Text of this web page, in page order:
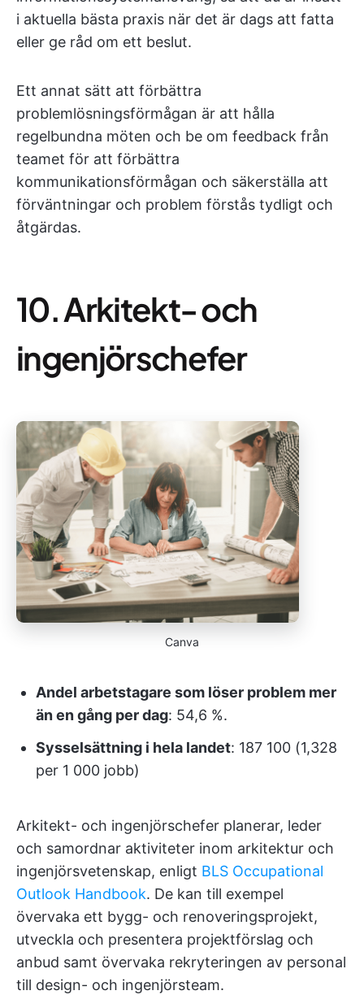
i aktuella bästa praxis när det är dags att fatta
eller ge råd om ett beslut.
Ett annat sätt att förbättra
problemlösningsförmågan är att hålla
regelbundna möten och be om feedback från
teamet för att förbättra
kommunikationsförmågan och säkerställa att
förväntningar och problem förstås tydligt och
åtgärdas.
10. Arkitekt- och
ingenjörschefer
Canva
Andel arbetstagare som löser problem mer
än en gång per dag: 54,6 %.
Sysselsättning i hela landet: 187 100 (1,328
per 1 000 jobb)
Arkitekt- och ingenjörschefer planerar, leder
och samordnar aktiviteter inom arkitektur och
ingenjörsvetenskap, enligt BLS Occupational
Outlook Handbook. De kan till exempel
övervaka ett bygg- och renoveringsprojekt,
utveckla och presentera projektförslag och
anbud samt övervaka rekryteringen av personal
till design- och ingenjörsteam.